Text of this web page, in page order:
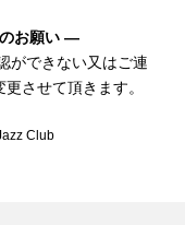
お願い —
ができない又はご連
させて頂きます。
Club